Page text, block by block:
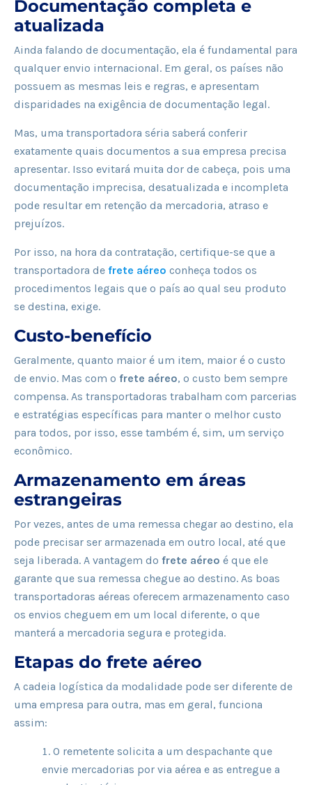
Documentação completa e
atualizada
Ainda falando de documentação, ela é fundamental para
qualquer envio internacional. Em geral, os países não
possuem as mesmas leis e regras, e apresentam
disparidades na exigência de documentação legal.
Mas, uma transportadora séria saberá conferir
exatamente quais documentos a sua empresa precisa
apresentar. Isso evitará muita dor de cabeça, pois uma
documentação imprecisa, desatualizada e incompleta
pode resultar em retenção da mercadoria, atraso e
prejuízos.
Por isso, na hora da contratação, certifique-se que a
transportadora de frete aéreo conheça todos os
procedimentos legais que o país ao qual seu produto
se destina, exige.
Custo-benefício
Geralmente, quanto maior é um item, maior é o custo
de envio. Mas com o frete aéreo, o custo bem sempre
compensa. As transportadoras trabalham com parcerias
e estratégias específicas para manter o melhor custo
para todos, por isso, esse também é, sim, um serviço
econômico.
Armazenamento em áreas
estrangeiras
Por vezes, antes de uma remessa chegar ao destino, ela
pode precisar ser armazenada em outro local, até que
seja liberada. A vantagem do frete aéreo é que ele
garante que sua remessa chegue ao destino. As boas
transportadoras aéreas oferecem armazenamento caso
os envios cheguem em um local diferente, o que
manterá a mercadoria segura e protegida.
Etapas do frete aéreo
A cadeia logística da modalidade pode ser diferente de
uma empresa para outra, mas em geral, funciona
assim:
O remetente solicita a um despachante que
envie mercadorias por via aérea e as entregue a